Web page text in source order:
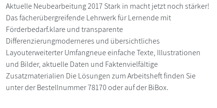
Aktuelle Neubearbeitung 2017 Stark in macht jetzt noch stärker!
Das fächerübergreifende Lehrwerk für Lernende mit
Förderbedarf.klare und transparente
Differenzierungmoderneres und übersichtliches
Layouterweiterter Umfangneue einfache Texte, Illustrationen
und Bilder, aktuelle Daten und Faktenvielfältige
Zusatzmaterialien Die Lösungen zum Arbeitsheft finden Sie
unter der Bestellnummer 78170 oder auf der BiBox.